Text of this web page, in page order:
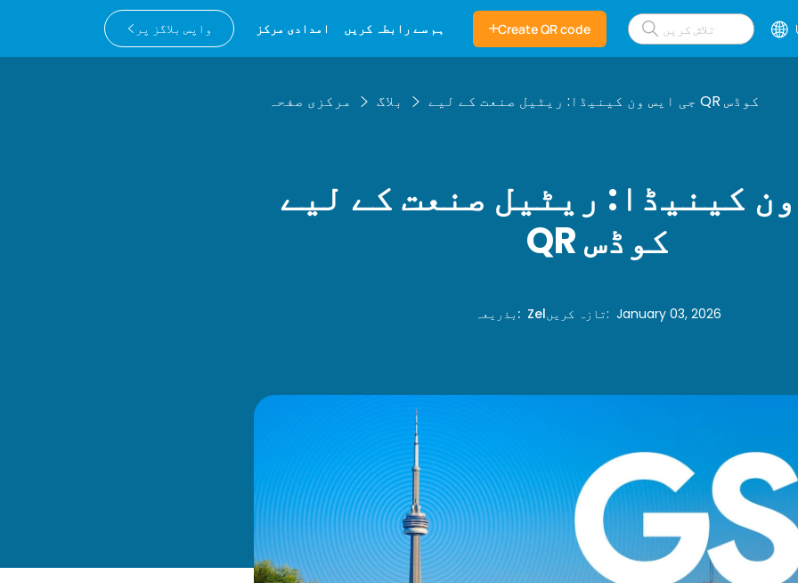
واپس بلاگز پر امدادی مرکز ہم سے رابطہ کریں Create QR code
مرکزی صفحہ بلاگ جی ایس ون کینیڈا: ریٹیل صنعت کے لیے QR کوڈس
کینیڈا: ریٹیل صنعت کے لیے
QR کوڈس
بذریعہ : Zelتازہ کریں:January 03, 2026